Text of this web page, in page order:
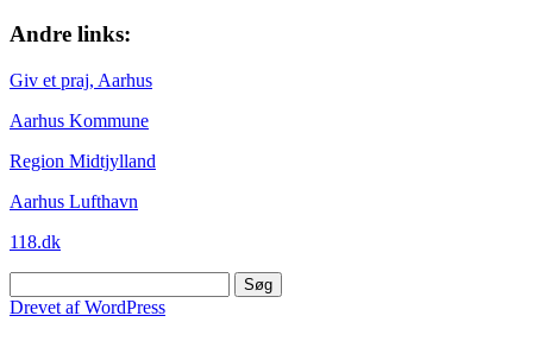
Andre links:
Giv et praj, Aarhus
Aarhus Kommune
Region Midtjylland
Aarhus Lufthavn
118.dk
efter:
Drevet af WordPress